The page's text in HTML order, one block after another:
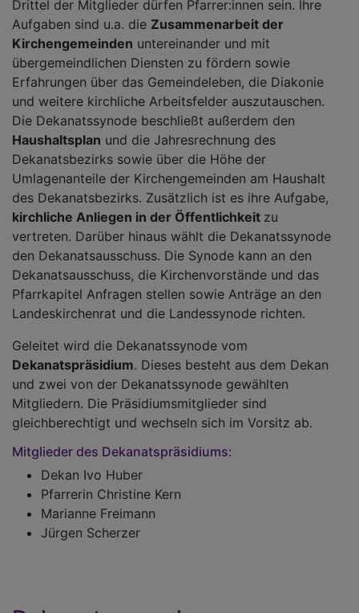
Drittel der Mitglieder dürfen Pfarrer:innen sein. Ihre
Aufgaben sind u.a. die Zusammenarbeit der
Kirchengemeinden untereinander und mit
übergemeindlichen Diensten zu fördern sowie
Erfahrungen über das Gemeindeleben, die Diakonie
und weitere kirchliche Arbeitsfelder auszutauschen.
Die Dekanatssynode beschließt außerdem den
Haushaltsplan und die Jahresrechnung des
Dekanatsbezirks sowie über die Höhe der
Umlagenanteile der Kirchengemeinden am Haushalt
des Dekanatsbezirks. Zusätzlich ist es ihre Aufgabe,
kirchliche Anliegen in der Öffentlichkeit zu
vertreten. Darüber hinaus wählt die Dekanatssynode
den Dekanatsausschuss. Die Synode kann an den
Dekanatsausschuss, die Kirchenvorstände und das
Pfarrkapitel Anfragen stellen sowie Anträge an den
Landeskirchenrat und die Landessynode richten.
Geleitet wird die Dekanatssynode vom
Dekanatspräsidium. Dieses besteht aus dem Dekan
und zwei von der Dekanatssynode gewählten
Mitgliedern. Die Präsidiumsmitglieder sind
gleichberechtigt und wechseln sich im Vorsitz ab.
Mitglieder des Dekanatspräsidiums:
Dekan Ivo Huber
Pfarrerin Christine Kern
Marianne Freimann
Jürgen Scherzer